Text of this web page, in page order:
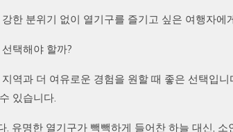
한 분위기 없이 열기구를 즐기고 싶은 여행자에
택해야 할까?
역과 더 여유로운 경험을 원할 때 좋은 선택입
있습니다.
. 유명한 열기구가 빽빽하게 들어찬 하늘 대신,